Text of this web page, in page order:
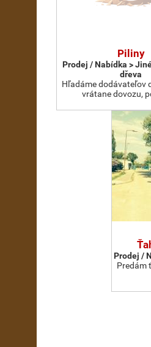
Piliny
Prodej / Nabídka >
dřeva
Hľadáme dodávateľov
vrátane dovozu,
Prodej /
Predám